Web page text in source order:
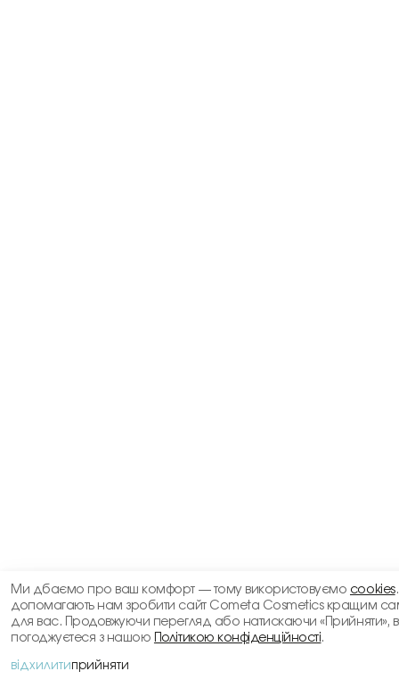
Ми дбаємо про ваш комфорт — тому використовуємо cookies
допомагають нам зробити сайт Cometa Cosmetics кращим
для вас. Продовжуючи перегляд або натискаючи «Прийняти»,
погоджуєтеся з нашою
Політикою конфіденційності.
відхилитиприйняти